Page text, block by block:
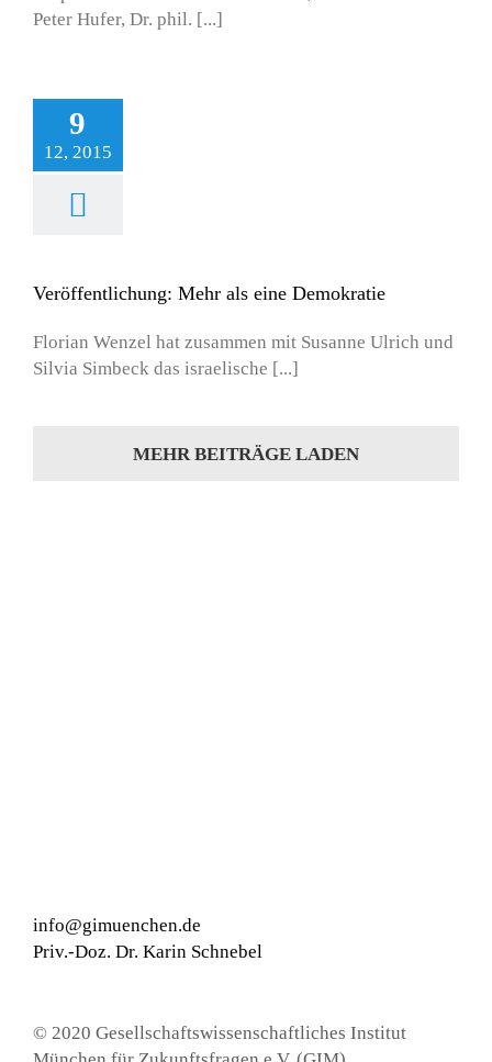
Peter Hufer, Dr. phil. [...]
9
12, 2015
Veröffentlichung: Mehr als eine Demokratie
Florian Wenzel hat zusammen mit Susanne Ulrich und
Silvia Simbeck das israelische [...]
MEHR BEITRÄGE LADEN
info@gimuenchen.de
Priv.-Doz. Dr. Karin Schnebel
© 2020 Gesellschaftswissenschaftliches Institut